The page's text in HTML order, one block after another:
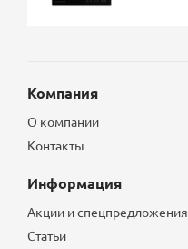
Компания
О компании
Контакты
Информация
Акции и спецпредложения
Статьи